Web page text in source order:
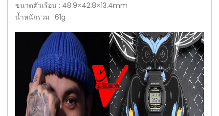
ขนาดตัวเรือน : 48.9×42.8×13.4mm
น้ำหนักรวม : 61g